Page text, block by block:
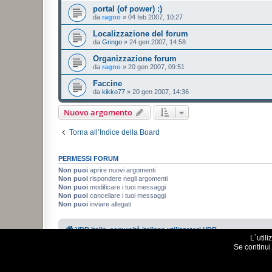
portal (of power) :)
da ragno » 04 feb 2007, 10:27
Localizzazione del forum
da Gringo » 24 gen 2007, 14:58
Organizzazione forum
da ragno » 20 gen 2007, 09:51
Faccine
da kikko77 » 20 gen 2007, 14:36
Nuovo argomento
Torna all’Indice della Board
PERMESSI FORUM
Non puoi aprire nuovi argomenti
Non puoi rispondere negli argomenti
Non puoi modificare i tuoi messaggi
Non puoi cancellare i tuoi messaggi
Non puoi inviare allegati
VDR Italia, comunità italiana utilizzatori VDR
Se